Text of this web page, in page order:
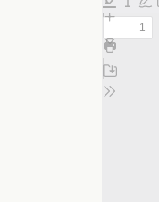
PDF